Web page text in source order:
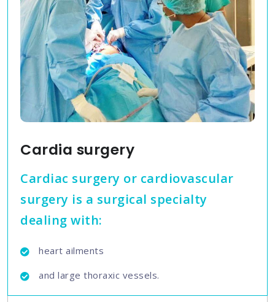
Cardia surgery
Cardiac surgery or cardiovascular
surgery is a surgical specialty
dealing with:
heart ailments
and large thoraxic vessels.